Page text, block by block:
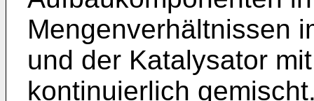
Mengenverhältnissen
und der Katalysator
kontinuierlich